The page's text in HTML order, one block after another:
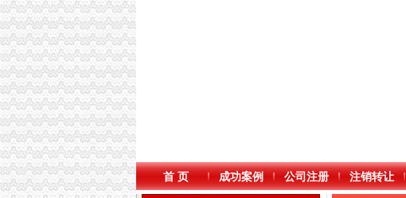
首 页 成功案例 公司注册 注销转让